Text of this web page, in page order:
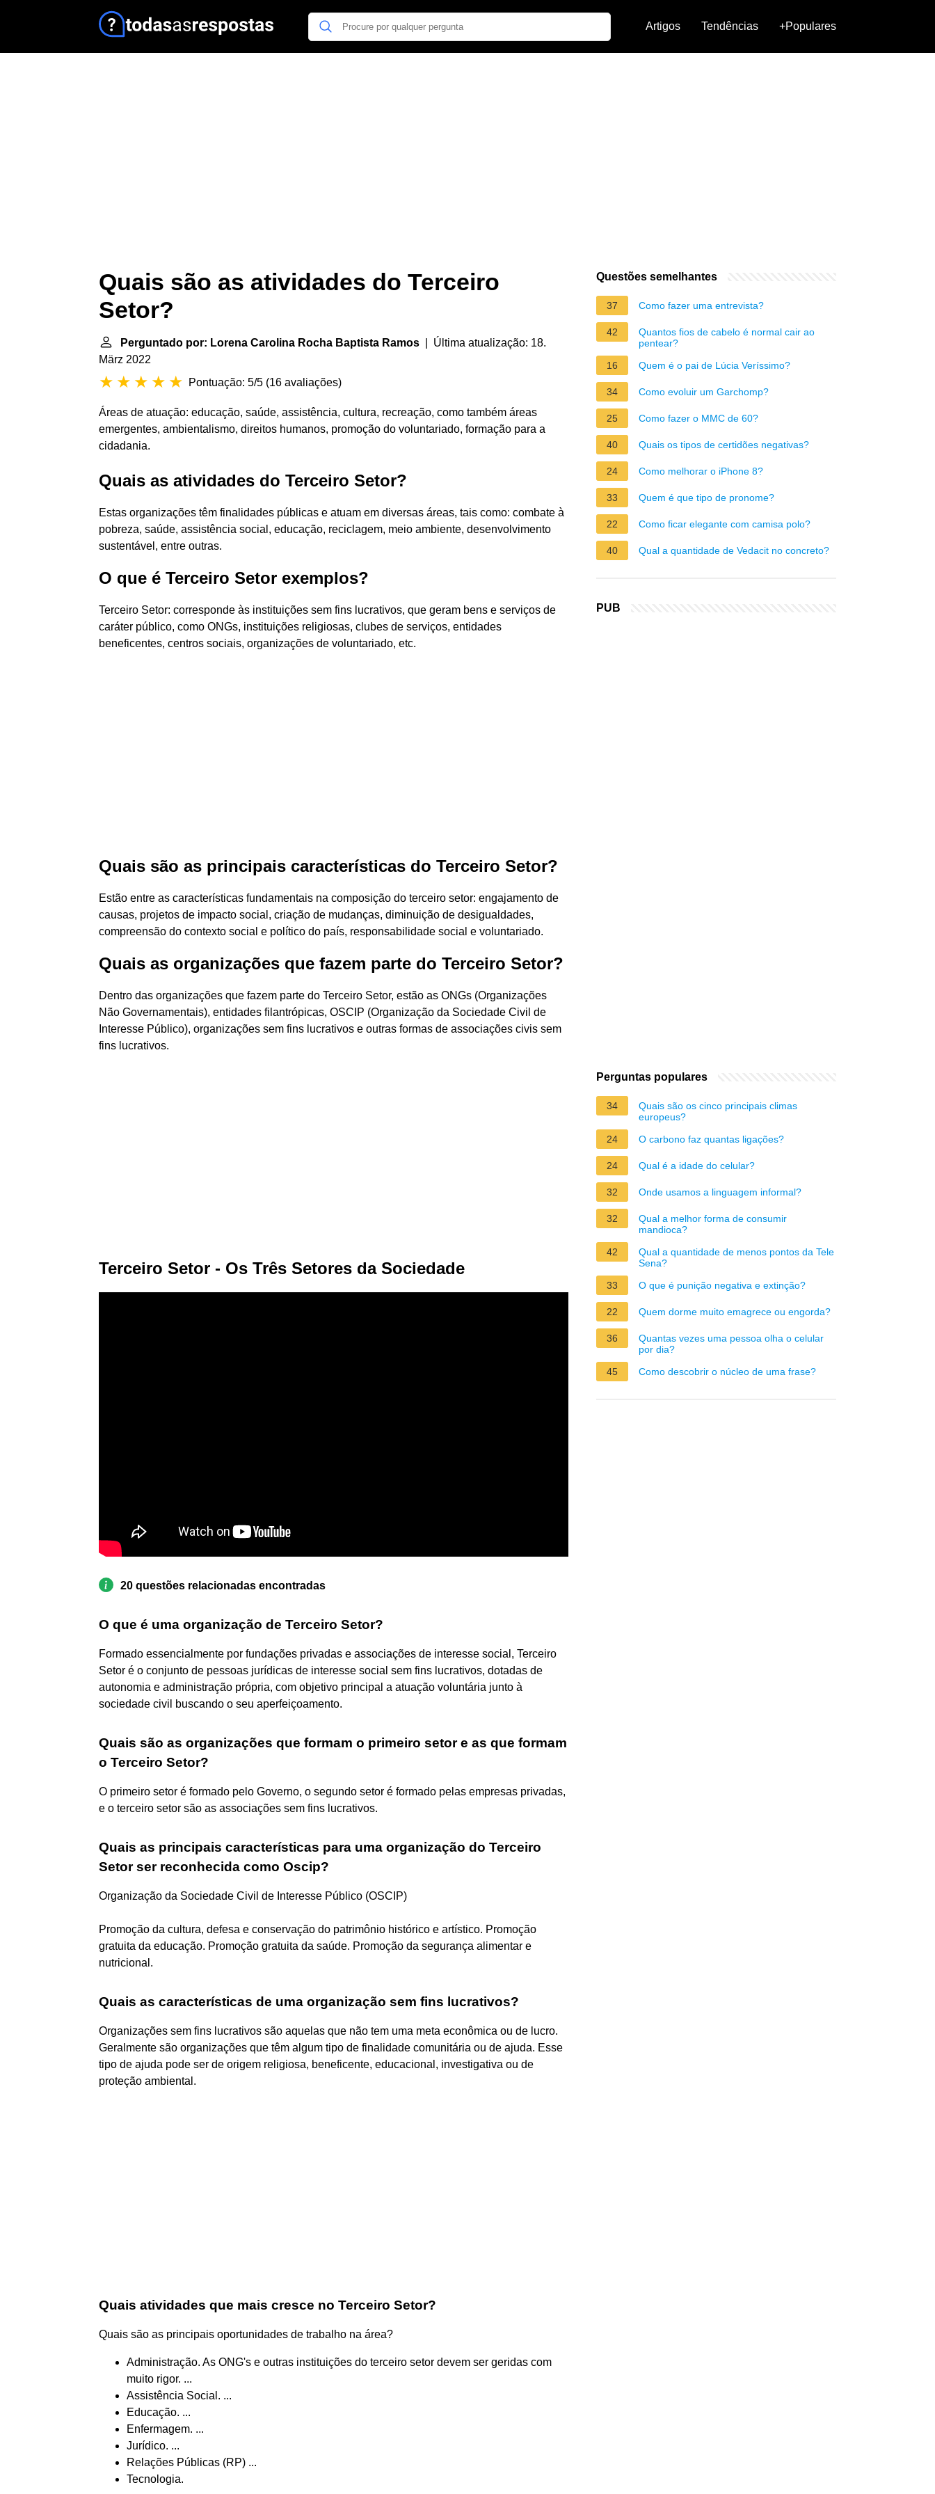
Artigos Tendências +Populares
Quais são as atividades do Terceiro
Setor?
Perguntado por: Lorena Carolina Rocha Baptista Ramos | Última atualização: 18.
März 2022
Pontuação: 5/5 (16 avaliações)
Áreas de atuação: educação, saúde, assistência, cultura, recreação, como também áreas
emergentes, ambientalismo, direitos humanos, promoção do voluntariado, formação para a
cidadania.
Quais as atividades do Terceiro Setor?
Estas organizações têm finalidades públicas e atuam em diversas áreas, tais como: combate à
pobreza, saúde, assistência social, educação, reciclagem, meio ambiente, desenvolvimento
sustentável, entre outras.
O que é Terceiro Setor exemplos?
Terceiro Setor: corresponde às instituições sem fins lucrativos, que geram bens e serviços de
caráter público, como ONGs, instituições religiosas, clubes de serviços, entidades
beneficentes, centros sociais, organizações de voluntariado, etc.
Quais são as principais características do Terceiro Setor?
Estão entre as características fundamentais na composição do terceiro setor: engajamento de
causas, projetos de impacto social, criação de mudanças, diminuição de desigualdades,
compreensão do contexto social e político do país, responsabilidade social e voluntariado.
Quais as organizações que fazem parte do Terceiro Setor?
Dentro das organizações que fazem parte do Terceiro Setor, estão as ONGs (Organizações
Não Governamentais), entidades filantrópicas, OSCIP (Organização da Sociedade Civil de
Interesse Público), organizações sem fins lucrativos e outras formas de associações civis sem
fins lucrativos.
Terceiro Setor - Os Três Setores da Sociedade
20 questões relacionadas encontradas
O que é uma organização de Terceiro Setor?
Formado essencialmente por fundações privadas e associações de interesse social, Terceiro
Setor é o conjunto de pessoas jurídicas de interesse social sem fins lucrativos, dotadas de
autonomia e administração própria, com objetivo principal a atuação voluntária junto à
sociedade civil buscando o seu aperfeiçoamento.
Quais são as organizações que formam o primeiro setor e as que formam
o Terceiro Setor?
O primeiro setor é formado pelo Governo, o segundo setor é formado pelas empresas privadas,
e o terceiro setor são as associações sem fins lucrativos.
Quais as principais características para uma organização do Terceiro
Setor ser reconhecida como Oscip?
Organização da Sociedade Civil de Interesse Público (OSCIP)
Promoção da cultura, defesa e conservação do patrimônio histórico e artístico. Promoção
gratuita da educação. Promoção gratuita da saúde. Promoção da segurança alimentar e
nutricional.
Quais as características de uma organização sem fins lucrativos?
Organizações sem fins lucrativos são aquelas que não tem uma meta econômica ou de lucro.
Geralmente são organizações que têm algum tipo de finalidade comunitária ou de ajuda. Esse
tipo de ajuda pode ser de origem religiosa, beneficente, educacional, investigativa ou de
proteção ambiental.
Quais atividades que mais cresce no Terceiro Setor?
Quais são as principais oportunidades de trabalho na área?
Administração. As ONG's e outras instituições do terceiro setor devem ser geridas com
muito rigor. ...
Assistência Social. ...
Educação. ...
Enfermagem. ...
Jurídico. ...
Relações Públicas (RP) ...
Tecnologia.
Questões semelhantes
37 Como fazer uma entrevista?
42
Quantos fios de cabelo é normal cair ao
pentear?
16
Quem é o pai de Lúcia Veríssimo?
34 Como evoluir um Garchomp?
25 Como fazer o MMC de 60?
40 Quais os tipos de certidões negativas?
24 Como melhorar o iPhone 8?
33 Quem é que tipo de pronome?
22 Como ficar elegante com camisa polo?
40 Qual a quantidade de Vedacit no concreto?
PUB
Perguntas populares
34
Quais são os cinco principais climas
europeus?
24
O carbono faz quantas ligações?
24 Qual é a idade do celular?
32 Onde usamos a linguagem informal?
32
Qual a melhor forma de consumir
mandioca?
42
Qual a quantidade de menos pontos da Tele
Sena?
33
O que é punição negativa e extinção?
22 Quem dorme muito emagrece ou engorda?
36
Quantas vezes uma pessoa olha o celular
por dia?
45
Como descobrir o núcleo de uma frase?